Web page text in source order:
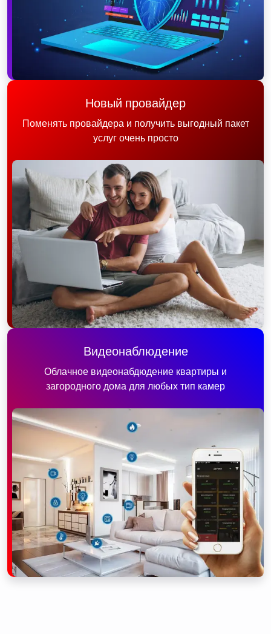
Новый провайдер
Поменять провайдера и получить выгодный пакет
услуг очень просто
Видеонаблюдение
Облачное видеонабдюдение квартиры и
загородного дома для любых тип камер